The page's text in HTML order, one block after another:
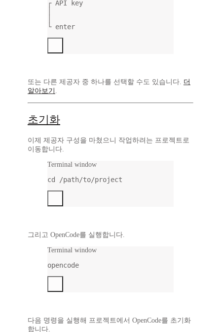
┌ API key
└ enter
또는 다른 제공자 중 하나를 선택할 수도 있습니다. 더
알아보기
초기화
이제 제공자 구성을 마쳤으니 작업하려는 프로젝트로
이동합니다.
Terminal window
cd /path/to/project
그리고 OpenCode를 실행합니다.
Terminal window
opencode
다음 명령을 실행해 프로젝트에서 OpenCode를 초기화
합니다.